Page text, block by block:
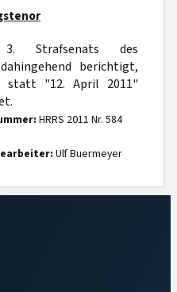
Strafsenats des
berichtigt,
statt "12. April 2011"
HRRS 2011 Nr. 584
Ulf Buermeyer